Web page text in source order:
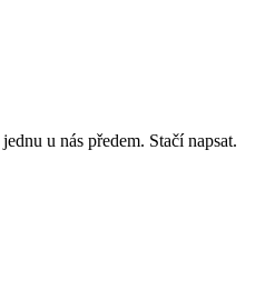
u nás předem. Stačí napsat.